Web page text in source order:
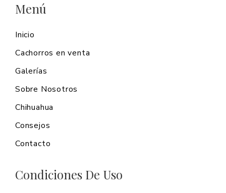
Menú
Inicio
Cachorros en venta
Galerías
Sobre Nosotros
Chihuahua
Consejos
Contacto
Condiciones De Uso